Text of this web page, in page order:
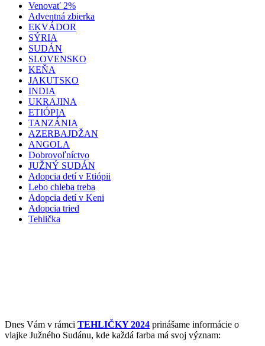
Venovať 2%
Adventná zbierka
EKVÁDOR
SÝRIA
SUDÁN
SLOVENSKO
KEŇA
JAKUTSKO
INDIA
UKRAJINA
ETIÓPIA
TANZÁNIA
AZERBAJDŽAN
ANGOLA
Dobrovoľníctvo
JUŽNÝ SUDÁN
Adopcia detí v Etiópii
Lebo chleba treba
Adopcia detí v Keni
Adopcia tried
Tehlička
Dnes Vám v rámci TEHLIČKY 2024 prinášame informácie o
vlajke Južného Sudánu, kde každá farba má svoj význam: